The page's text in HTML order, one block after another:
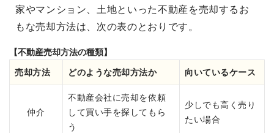
家やマンション、土地といった不動産を売却するお
もな売却方法は、次の表のとおりです。
【不動産売却方法の種類】
売却方法 どのような売却方法か 向いているケース
仲介
不動産会社に売却を依頼
して買い手を探してもら
う
少しでも高く売り
たい場合